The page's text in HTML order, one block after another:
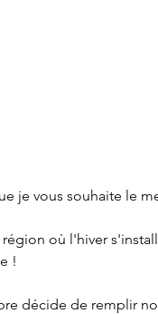
je vous souhaite le
où l'hiver
!
décide de remplir